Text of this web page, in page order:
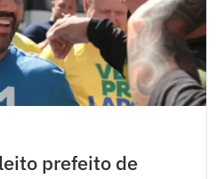
prefeito de